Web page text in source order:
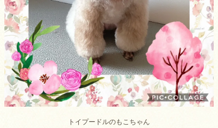
トイプードルのもこちゃん